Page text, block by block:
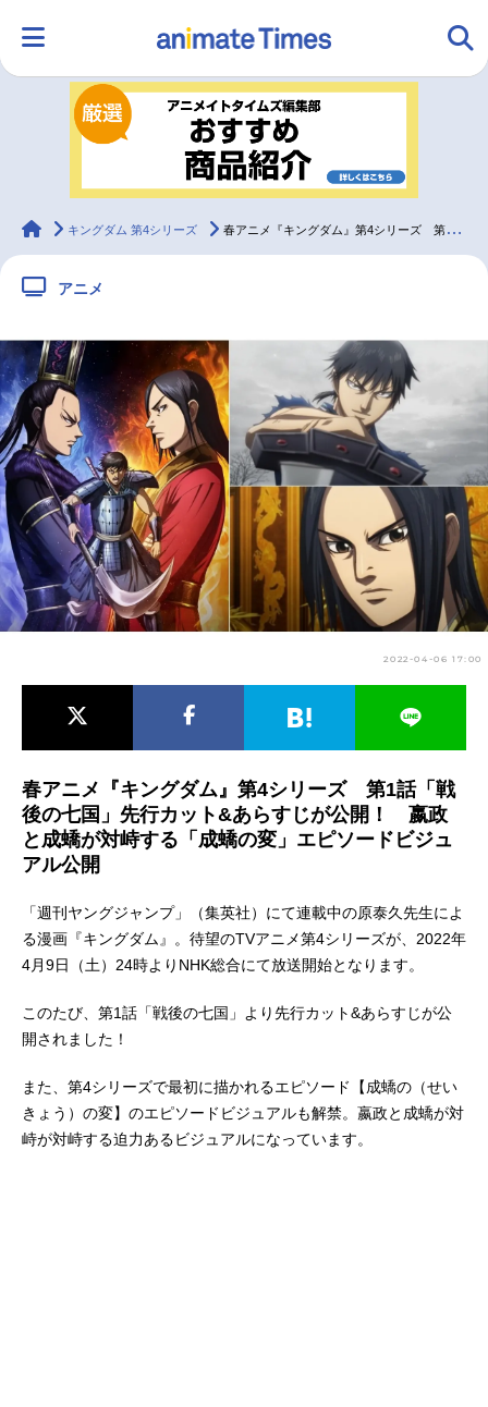
ランキング アニメ
ラジオ
2.5次元 配信・Vtuber 無料マンガ
最新記事一覧
アニメ記事一覧 声優記事一覧
アニメ映画一覧 実写化映画一覧
今期アニメ曜日別一覧
春アニメ 夏アニメ
男性声優/女性声優一覧
animateTimes
キングダム 第4シリーズ 春アニメ『キングダム』第4シリーズ 第1話より先行カット&あらすじ公開
アニメ
2022-04-06 17:00
春アニメ『キングダム』第4シリーズ 第1話「戦
後の七国」先行カット&あらすじが公開！ 嬴政
と成蟜が対峙する「成蟜の変」エピソードビジュ
アル公開
「週刊ヤングジャンプ」（集英社）にて連載中の原泰久先生によ
る漫画『キングダム』。待望のTVアニメ第4シリーズが、2022年
4月9日（土）24時よりNHK総合にて放送開始となります。
このたび、第1話「戦後の七国」より先行カット&あらすじが公
開されました！
また、第4シリーズで最初に描かれるエピソード【成蟜の（せい
きょう）の変】のエピソードビジュアルも解禁。嬴政と成蟜が対
峙が対峙する迫力あるビジュアルになっています。